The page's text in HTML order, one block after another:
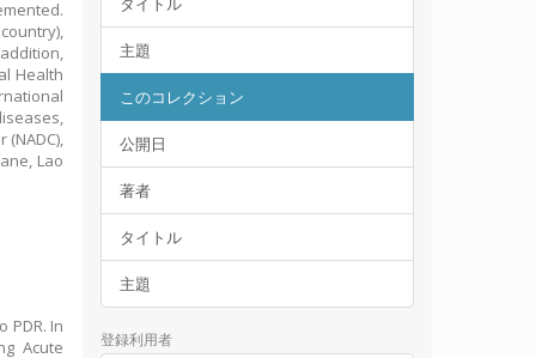
Health
Lao
PDR. In
Acute
主題
このコレクション
公開日
著者
タイトル
主題
登録利用者